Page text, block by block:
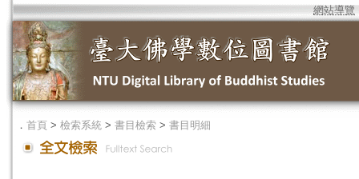
網站導覽
． 首頁 > 檢索系統 > 書目檢索 > 書目明細